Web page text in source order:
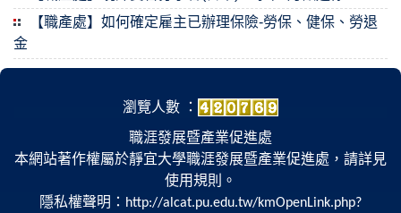
【職產處】如何確定雇主已辦理保險-勞保、健保、勞退
金
瀏覽人數 ：
職涯發展暨產業促進處
本網站著作權屬於靜宜大學職涯發展暨產業促進處，請詳見
使用規則。
隱私權聲明： http://alcat.pu.edu.tw/kmOpenLink.php?